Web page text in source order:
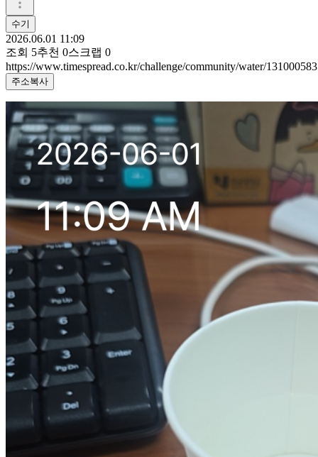
수기
2026.06.01 11:09
조회 5추천 0스크랩 0
https://www.timespread.co.kr/challenge/community/water/131000583
주소복사